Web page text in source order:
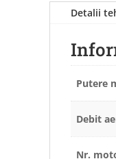
Detalii
Putere
Debit
Nr.